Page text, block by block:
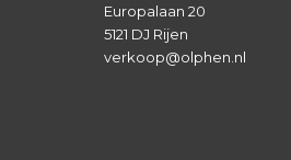
Europalaan 20
5121 DJ Rijen
verkoop@olphen.nl